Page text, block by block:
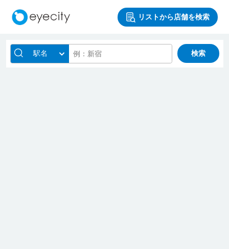
リストから店舗を検索
駅名 検索